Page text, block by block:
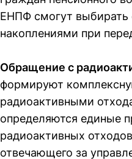
ЕНПФ смогут выбирать
накоплениями при
Обращение с
формируют
радиоактивными
определяются единые
радиоактивных
отвечающего за